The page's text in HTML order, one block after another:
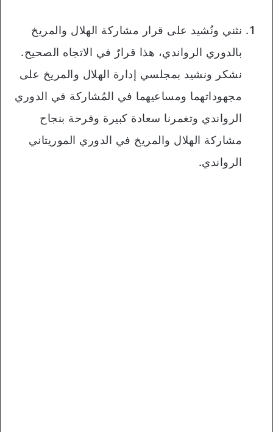
نثني ونُشيد على قرار مشاركة الهلال والمريخ
بالدوري الرواندي، هذا قرارٌ في الاتجاه الصحيح.
نشكر ونشيد بمجلسي إدارة الهلال والمريخ على
مجهوداتهما ومساعيهما في المُشاركة في الدوري
الرواندي وتغمرنا سعادة كبيرة وفرحة بنجاح
مشاركة الهلال والمريخ في الدوري الموريتاني
الرواندي.